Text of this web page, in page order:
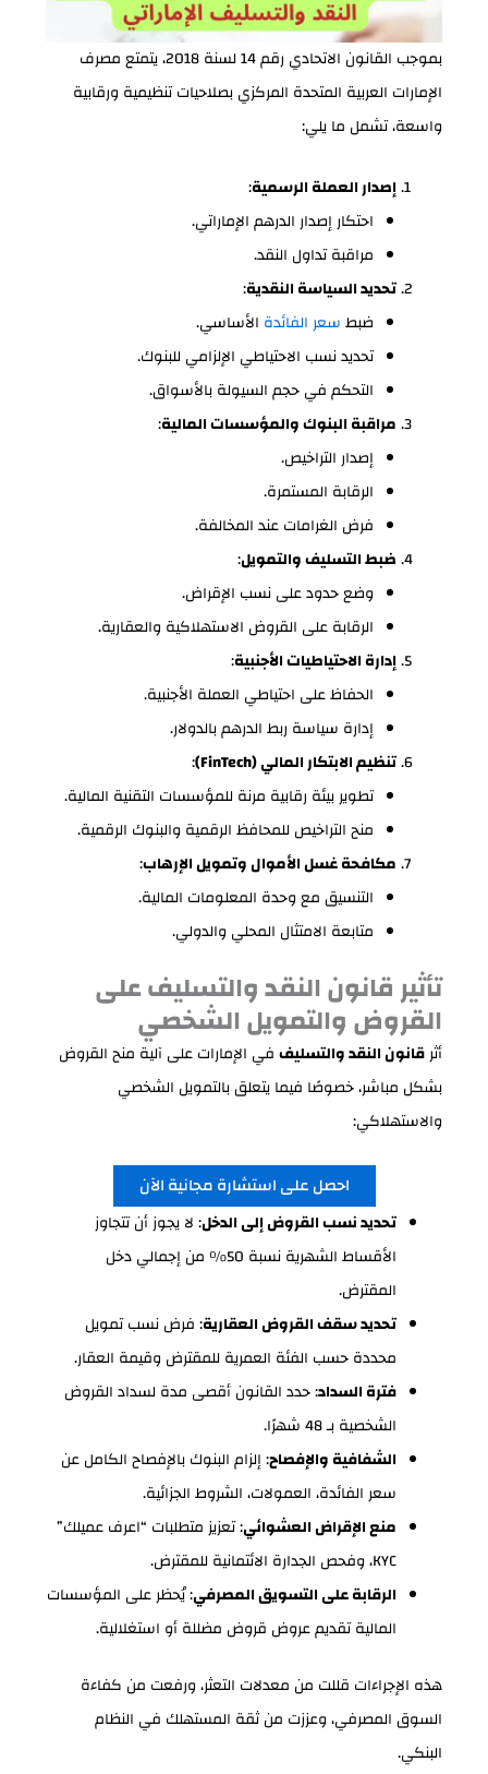
بموجب القانون الاتحادي رقم 14 لسنة 2018، يتمتع مصرف
الإمارات العربية المتحدة المركزي بصلاحيات تنظيمية ورقابية
واسعة، تشمل ما يلي:
إصدار العملة الرسمية:
احتكار إصدار الدرهم الإماراتي.
مراقبة تداول النقد.
تحديد السياسة النقدية:
ضبطسعر الفائدة الأساسي.
تحديد نسب الاحتياطي الإلزامي للبنوك.
التحكم في حجم السيولة بالأسواق.
مراقبة البنوك والمؤسسات المالية:
إصدار التراخيص.
الرقابة المستمرة.
فرض الغرامات عند المخالفة.
ضبط التسليف والتمويل:
وضع حدود على نسب الإقراض.
الرقابة على القروض الاستهلاكية والعقارية.
إدارة الاحتياطيات الأجنبية:
الحفاظ على احتياطي العملة الأجنبية.
إدارة سياسة ربط الدرهم بالدولار.
تنظيم الابتكار المالي (FinTech)
:
تطوير بيئة رقابية مرنة للمؤسسات التقنية المالية.
منح التراخيص للمحافظ الرقمية والبنوك الرقمية.
مكافحة غسل الأموال وتمويل الإرهاب:
التنسيق مع وحدة المعلومات المالية.
متابعة الامتثال المحلي والدولي.
تأثير قانون النقد والتسليف على
القروض والتمويل الشخصي
أثرقانون النقد والتسليففي الإمارات على آلية منح القروض
بشكل مباشر، خصوصًا فيما يتعلق بالتمويل الشخصي
والاستهلاكي:
احصل على استشارة مجانية الآن
تحديد نسب القروض إلى الدخل: لا يجوز أن تتجاوز
الأقساط الشهرية نسبة 50% من إجمالي دخل
المقترض.
تحديد سقف القروض العقارية: فرض نسب تمويل
محددة حسب الفئة العمرية للمقترض وقيمة العقار.
فترة السداد: حدد القانون أقصى مدة لسداد القروض
الشخصية بـ 48 شهرًا.
الشفافية والإفصاح: إلزام البنوك بالإفصاح الكامل عن
سعر الفائدة، العمولات، الشروط الجزائية.
منع الإقراض العشوائي: تعزيز متطلبات “اعرف عميلك”
KYC، وفحص الجدارة الائتمانية للمقترض.
الرقابة على التسويق المصرفي: يُحظر على المؤسسات
المالية تقديم عروض قروض مضللة أو استغلالية.
هذه الإجراءات قللت من معدلات التعثر، ورفعت من كفاءة
السوق المصرفي، وعززت من ثقة المستهلك في النظام
البنكي.